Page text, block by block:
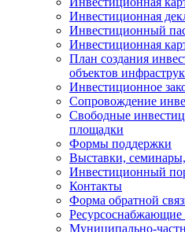
Инвестиционная
Инвестиционный
Инвестиционная
План создания
объектов
Инвестиционное
Сопровождение
Свободные
площадки
Формы поддержки
Выставки,
Инвестиционный
Контакты
Форма обратной
Ресурсоснабжающие
Муниципально-